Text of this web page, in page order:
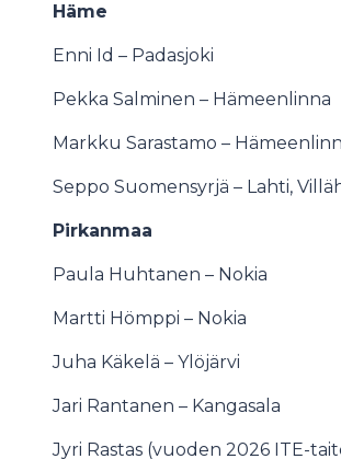
Häme
Enni Id – Padasjoki
Pekka Salminen – Hämeenlinna
Markku Sarastamo –
Seppo Suomensyrjä – Lahti,
Pirkanmaa
Paula Huhtanen – Nokia
Martti Hömppi – Nokia
Juha Käkelä – Ylöjärvi
Jari Rantanen – Kangasala
Jyri Rastas (vuoden 2026 ITE-